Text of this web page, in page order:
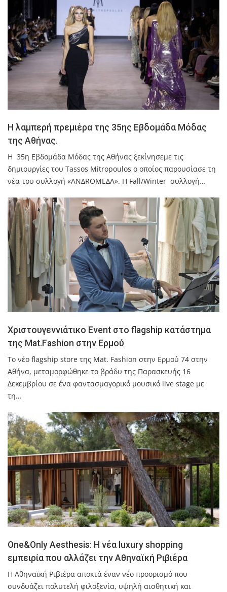
Η λαμπερή πρεμιέρα της 35ης Εβδομάδα Μόδας
της Αθήνας.
Η 35η Εβδομάδα Μόδας της Αθήνας ξεκίνησεμε τις
δημιουργίες του Tassos Mitropoulos o οποίος παρουσίασε τη
νέα του συλλογή «ΑΝΔRΟΜΕΔΑ». Η Fall/Winter συλλογή…
Χριστουγεννιάτικο Event στο flagship κατάστημα
της Mat.Fashion στην Ερμού
Το νέο flagship store της Mat. Fashion στην Ερμού 74 στην
Αθήνα, μεταμορφώθηκε το βράδυ της Παρασκευής 16
Δεκεμβρίου σε ένα φαντασμαγορικό μουσικό live stage με
τη…
One&Only Aesthesis: Η νέα luxury shopping
εμπειρία που αλλάζει την Αθηναϊκή Ριβιέρα
Η Αθηναϊκή Ριβιέρα αποκτά έναν νέο προορισμό που
συνδυάζει πολυτελή φιλοξενία, υψηλή αισθητική και